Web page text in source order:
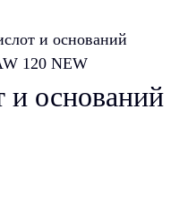
оснований